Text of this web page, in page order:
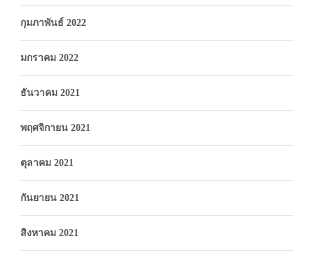
กุมภาพันธ์ 2022
มกราคม 2022
ธันวาคม 2021
พฤศจิกายน 2021
ตุลาคม 2021
กันยายน 2021
สิงหาคม 2021